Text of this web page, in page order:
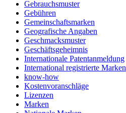
Gebrauchsmuster
Gebühren
Gemeinschaftsmarken
Geografische Angaben
Geschmacksmuster
Geschäftsgeheimnis
Internationale Patentanmeldung
International registrierte Marken
know-how
Kostenvoranschläge
Lizenzen
Marken